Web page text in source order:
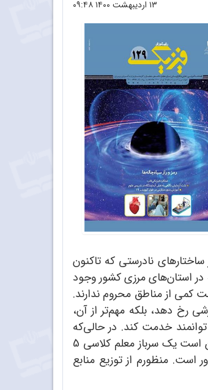
۱۳ اردیبهشت ۱۴۰۰
۰۹:۴۸
نادرستی که تاکنون
در استان‌های مرزی کشور وجود
کمی از مناطق محروم ندارند.
رخ دهد، بلکه مهم‌تر از آن،
خدمت کند. در حالی‌که
اکنون شرایط ما این‌گونه نیست. به‌عنوان مثال، اگر فرض کنیم هر کلاس 20 نفره باید یک معلم داشته باشد، در یک روستا ممکن است یک سرباز معلم کلاسی 5
به‌دور است. منظورم از توزیع منابع